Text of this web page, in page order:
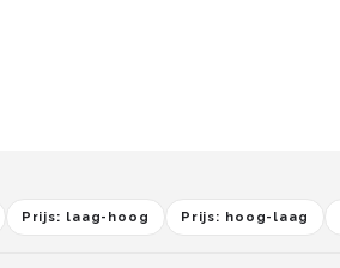
Prijs: laag-hoog Prijs: hoog-laag